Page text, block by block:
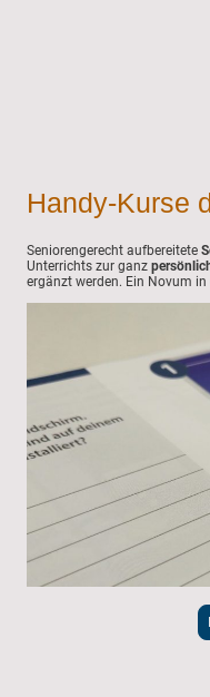
Handy-Kurse
Seniorengerecht aufbereitete
Unterrichts zur ganz
ergänzt werden. Ein Novum